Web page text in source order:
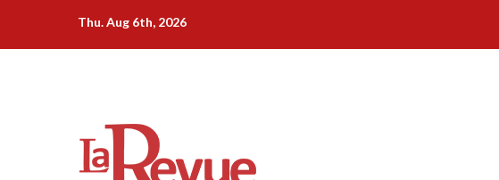
content
Thu. Aug 6th, 2026